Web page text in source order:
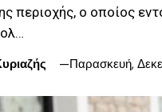
περιοχής, ο οποίος
Παρασκευή,